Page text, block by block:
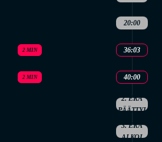
20:00
36:03
2 MIN
40:00
2 MIN
2. ERÄ
PÄÄTTYI
3. ERÄ
ALKOI